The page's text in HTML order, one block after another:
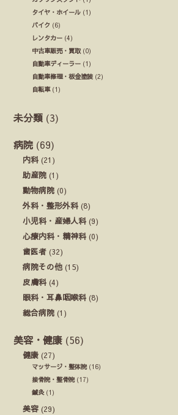
タイヤ・ホイール (1)
バイク (6)
レンタカー (4)
中古車販売・買取 (0)
自動車ディーラー (1)
自動車修理・板金塗装 (2)
自転車(1)
未分類 (3)
病院 (69)
内科 (21)
助産院 (1)
動物病院 (0)
外科・整形外科 (8)
小児科・産婦人科 (9)
心療内科・精神科 (0)
歯医者 (32)
病院その他 (15)
皮膚科 (4)
眼科・耳鼻咽喉科 (8)
総合病院 (1)
美容・健康 (56)
健康 (27)
マッサージ・整体院(16)
接骨院・整骨院(17)
鍼灸(1)
美容 (29)